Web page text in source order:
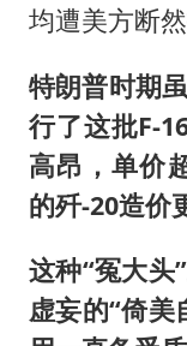
均遭美方断然
特朗普时期
行了这批F-
高昂，单价
的歼-20造价
这种“冤大头
虚妄的“倚美